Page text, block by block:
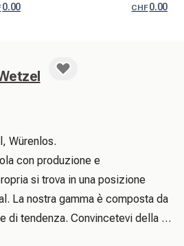
0.00 CHF0.00
Würenlos.
con produzione e
si trova in una posizione
La nostra gamma è composta da
di tendenza. Convincetevi della
nostra offerta durante una visita.